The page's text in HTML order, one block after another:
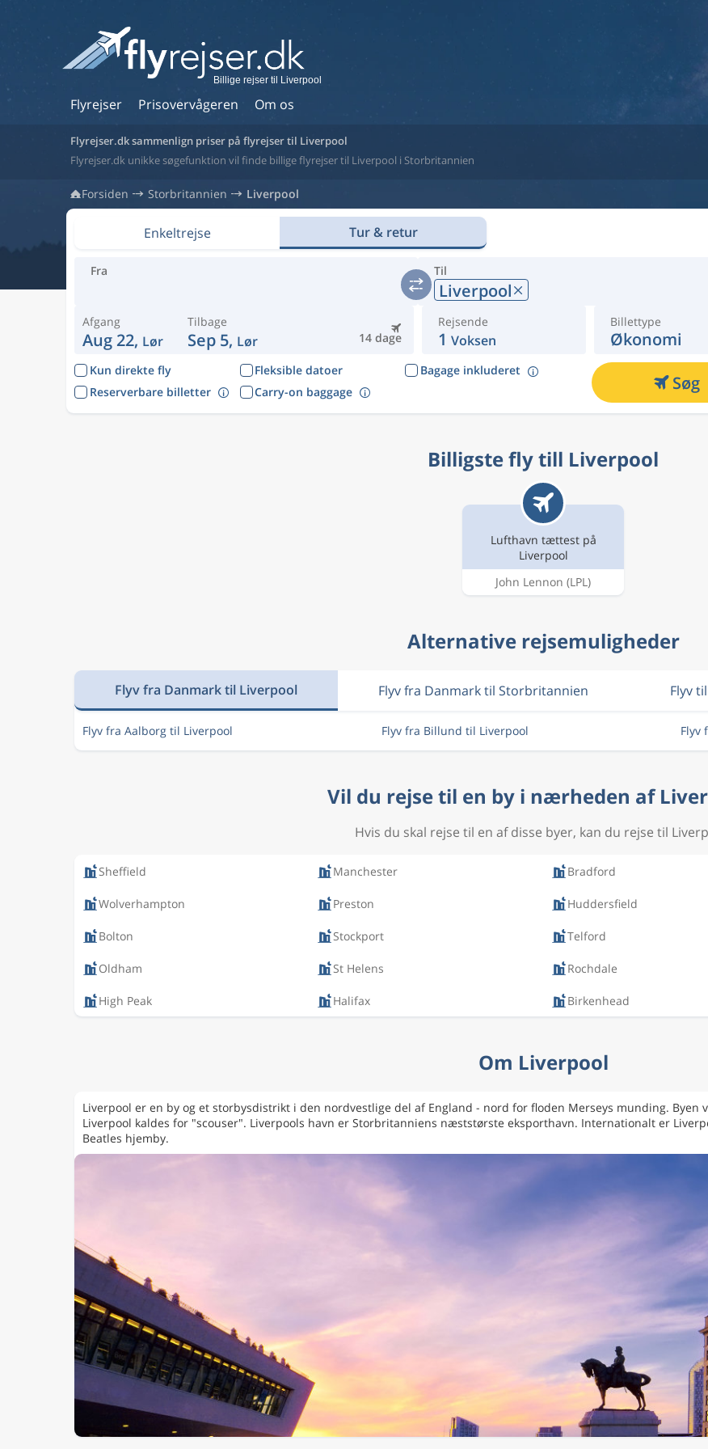
Flyrejser Prisovervågeren Om os
Billige rejser til Liverpool
Flyrejser.dk sammenlign priser på flyrejser til Liverpool
Flyrejser.dk unikke søgefunktion vil finde billige flyrejser til Liverpool i Storbritannien
Forsiden Storbritannien Liverpool
Enkeltrejse Tur & retur
Fra Til
Liverpool
Afgang
Aug 22, Lør 14 dage
Tilbage
Sep 5, Lør
Rejsende
1 Voksen
Billettype
Økonomi
Kun direkte fly Fleksible datoer
Bagage inkluderet
Reserverbare billetter
Carry-on baggage Søg
Billigste fly till Liverpool
Lufthavn tættest på
Liverpool
John Lennon (LPL)
Alternative rejsemuligheder
Flyv fra Danmark til Liverpool Flyv fra Danmark til Storbritannien Flyv
Flyv fra Aalborg til Liverpool Flyv fra Billund til Liverpool Flyv
Vil du rejse til en by i nærheden af
Hvis du skal rejse til en af disse byer, kan du rejse til
Sheffield Manchester Bradford
Wolverhampton Preston Huddersfield
Bolton Stockport Telford
Oldham St Helens Rochdale
High Peak Halifax Birkenhead
Om Liverpool
Liverpool er en by og et storbysdistrikt i den nordvestlige del af England - nord for floden Merseys munding. Byen
Liverpool kaldes for "scouser". Liverpools havn er Storbritanniens næststørste eksporthavn. Internationalt er
Beatles hjemby.